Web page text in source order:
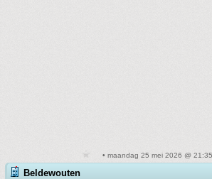
• maandag 25 mei 2026 @ 21:35
Beldewouten